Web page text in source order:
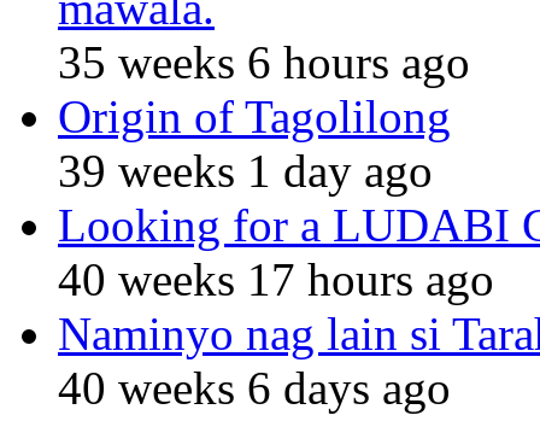
35 weeks 6 hours ago
Origin of Tagolilong
39 weeks 1 day ago
Looking for a LUDABI
40 weeks 17 hours ago
Naminyo nag lain si
40 weeks 6 days ago